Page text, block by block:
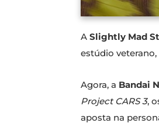
A Slightly Mad
estúdio
Agora, a Bandai
Project CARS 3,
aposta na